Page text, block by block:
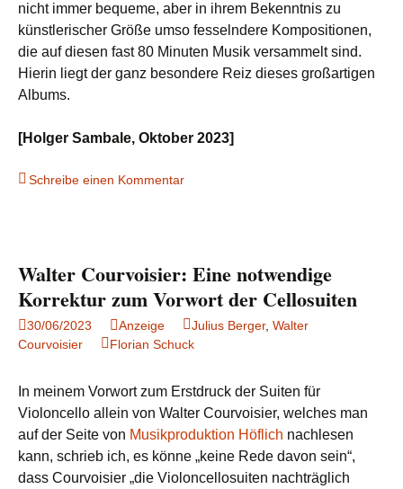
nicht immer bequeme, aber in ihrem Bekenntnis zu
künstlerischer Größe umso fesselndere Kompositionen,
die auf diesen fast 80 Minuten Musik versammelt sind.
Hierin liegt der ganz besondere Reiz dieses großartigen
Albums.
[Holger Sambale, Oktober 2023]
Schreibe einen Kommentar
Walter Courvoisier: Eine notwendige
Korrektur zum Vorwort der Cellosuiten
30/06/2023 Anzeige Julius Berger, Walter
Courvoisier
Florian Schuck
In meinem Vorwort zum Erstdruck der Suiten für
Violoncello allein von Walter Courvoisier, welches man
auf der Seite von Musikproduktion Höflich nachlesen
kann, schrieb ich, es könne „keine Rede davon sein“,
dass Courvoisier „die Violoncellosuiten nachträglich